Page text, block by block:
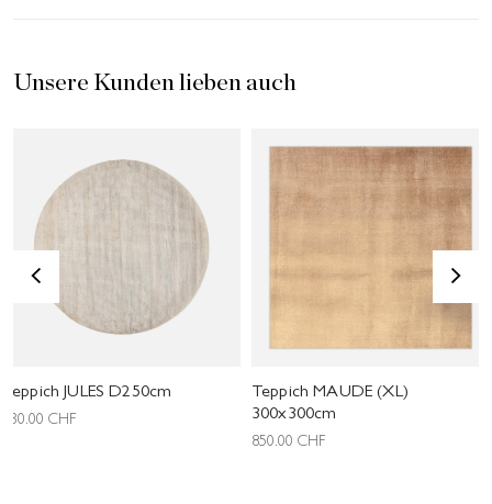
Unsere Kunden lieben auch
Teppich JULES D250cm
630.00 CHF
Teppich MAUDE (XL)
300x300cm
850.00 CHF
< >